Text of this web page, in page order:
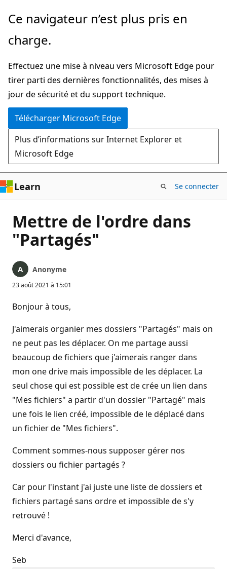
Passer
directement
au
principal
Ce navigateur n’est plus pris en
charge.
Effectuez une mise à niveau vers Microsoft Edge pour
tirer parti des dernières fonctionnalités, des mises à
jour de sécurité et du support technique.
Télécharger Microsoft Edge
Plus d’informations sur Internet Explorer et
Microsoft Edge
Learn Se connecter
Mettre de l'ordre dans
"Partagés"
Anonyme
23 août 2021 à 15:01
Bonjour à tous,
J'aimerais organier mes dossiers "Partagés" mais on
ne peut pas les déplacer. On me partage aussi
beaucoup de fichiers que j'aimerais ranger dans
mon one drive mais impossible de les déplacer. La
seul chose qui est possible est de crée un lien dans
"Mes fichiers" a partir d'un dossier "Partagé" mais
une fois le lien créé, impossible de le déplacé dans
un fichier de "Mes fichiers".
Comment sommes-nous supposer gérer nos
dossiers ou fichier partagés ?
Car pour l'instant j'ai juste une liste de dossiers et
fichiers partagé sans ordre et impossible de s'y
retrouvé !
Merci d'avance,
Seb